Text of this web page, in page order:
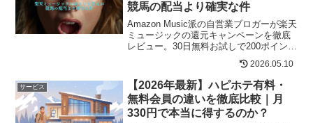
競馬の配当より確実な件
Amazon Music派の自営業ブロガーが楽天
ミュージックの還元キャンペーンを徹底
レビュー。30日無料お試しで200ポイン
ト、1人紹介で1,000ポイント（上限な
し）、年額プラン半額還元の3本立て。
Alexa対応で使い勝手も◎、Amazon派で
も「サブ」で持つ価値ありの理由を率直
に解説。
2026.05.10
サービス
【2026年最新】ハピホテ有料・
無料会員の違いを徹底比較｜月
330円で本当に得するのか？